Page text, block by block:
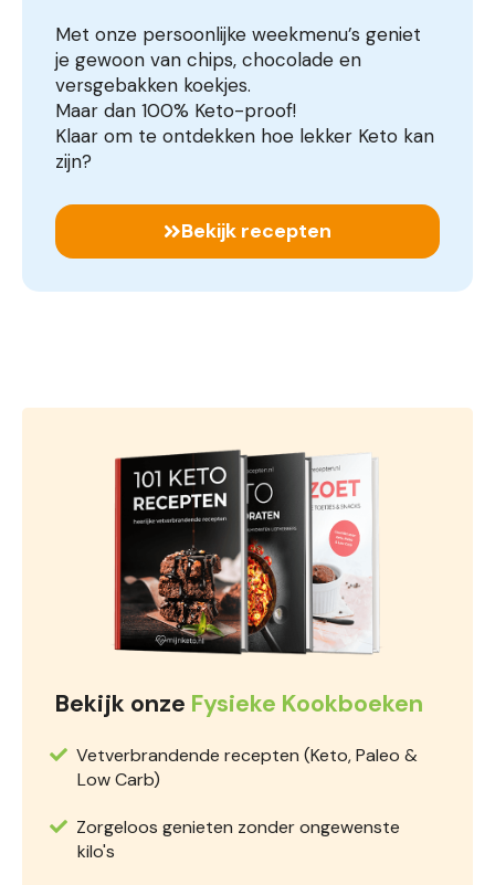
Met onze persoonlijke weekmenu’s geniet
je gewoon van chips, chocolade en
versgebakken koekjes.
Maar dan 100% Keto-proof!
Klaar om te ontdekken hoe lekker Keto kan
zijn?
Bekijk recepten
Bekijk onze Fysieke Kookboeken
Vetverbrandende recepten (Keto, Paleo &
Low Carb)
Zorgeloos genieten zonder ongewenste
kilo's